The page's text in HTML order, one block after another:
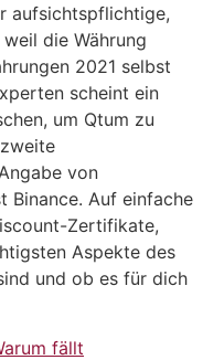
aufsichtspflichtige,
die Währung
2021 selbst
scheint ein
um Qtum zu
von
Binance. Auf einfache
Zertifikate,
Aspekte des
und ob es für dich
fällt